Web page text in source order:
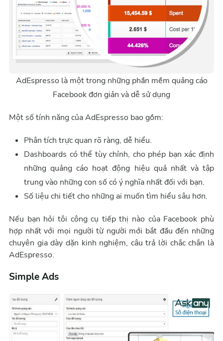
AdEspresso là một trong những phần mềm quảng cáo
Facebook đơn giản và dễ sử dụng
Một số tính năng của AdEspresso bao gồm:
Phân tích trực quan rõ ràng, dễ hiểu.
Dashboards có thể tùy chỉnh, cho phép bạn xác định
những quảng cáo hoạt động hiệu quả nhất và tập
trung vào những con số có ý nghĩa nhất đối với bạn.
Số liệu chi tiết cho những ai muốn tìm hiểu sâu hơn.
Nếu bạn hỏi tôi công cụ tiếp thị nào của Facebook phù
hợp nhất với mọi người từ người mới bắt đầu đến những
chuyên gia dày dặn kinh nghiệm, câu trả lời chắc chắn là
AdEspresso.
Simple Ads